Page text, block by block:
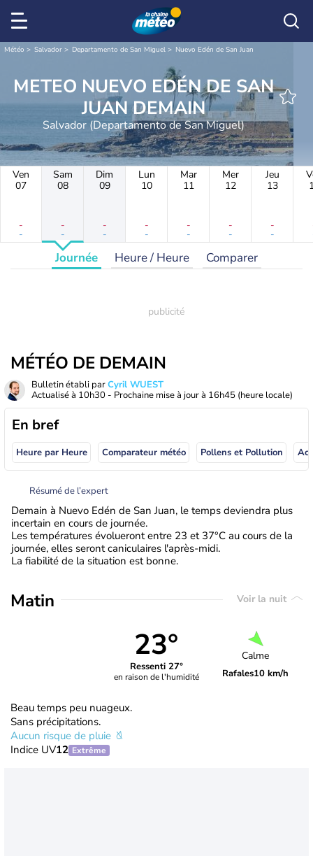
Météo Salvador Departamento de San Miguel Nuevo Edén de San Juan
METEO NUEVO EDÉN DE SAN
JUAN DEMAIN
Salvador (Departamento de San Miguel)
Ven
07
-
-
Sam
08
-
-
Dim
09
-
-
Lun
10
-
-
Mar
11
-
-
Mer
12
-
-
Jeu
13
-
-
Journée Heure / Heure Comparer
MÉTÉO DE DEMAIN
Bulletin établi parCyril WUEST
Actualisé à 10h30 - Prochaine mise à jour à 16h45 (heure locale)
En bref
Heure par Heure Comparateur météo Pollens et Pollution
Résumé de l’expert
Demain à Nuevo Edén de San Juan, le temps deviendra plus
incertain en cours de journée.
Les températures évolueront entre 23 et 37°C au cours de la
journée, elles seront caniculaires l'après-midi.
La fiabilité de la situation est bonne.
Matin Voir la nuit
23°
Ressenti 27°
en raison de l'humidité
Calme
Rafales10 km/h
Beau temps peu nuageux.
Sans précipitations.
Aucun risque de pluie
Indice UV12 Extrême